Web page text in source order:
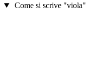
Come si scrive